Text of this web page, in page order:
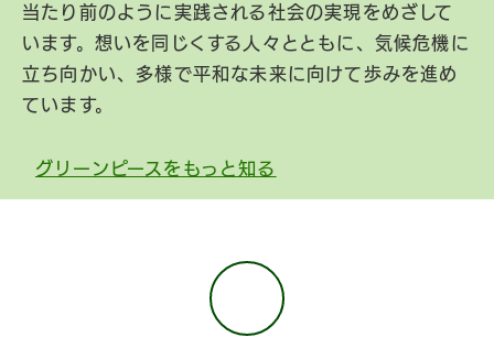
当たり前のように実践される社会の実現をめざして
います。想いを同じくする人々とともに、気候危機に
立ち向かい、多様で平和な未来に向けて歩みを進め
ています。
グリーンピースをもっと知る